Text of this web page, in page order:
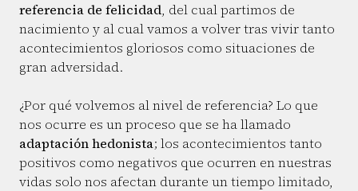
referencia de felicidad, del cual partimos de
nacimiento y al cual vamos a volver tras vivir tanto
acontecimientos gloriosos como situaciones de
gran adversidad.
¿Por qué volvemos al nivel de referencia? Lo que
nos ocurre es un proceso que se ha llamado
adaptación hedonista; los acontecimientos tanto
positivos como negativos que ocurren en nuestras
vidas solo nos afectan durante un tiempo limitado,